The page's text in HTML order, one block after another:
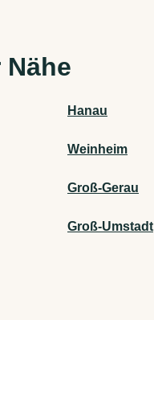
Hanau
Weinheim
Groß-Gerau
Groß-Umstadt